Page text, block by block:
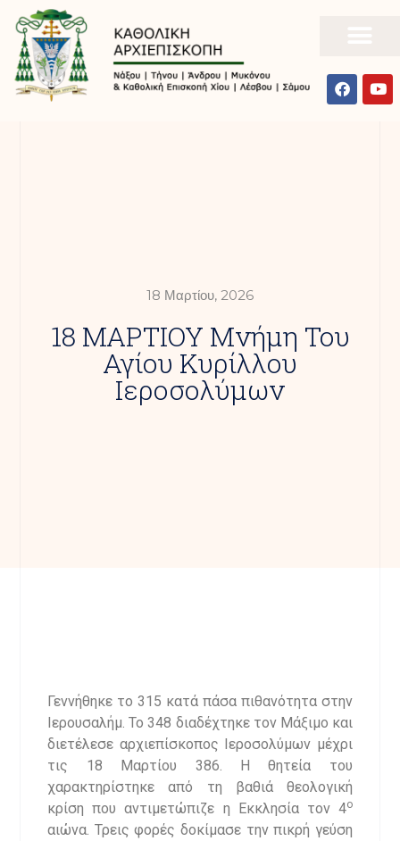
18 Μαρτίου, 2026
18 ΜΑΡΤΙΟΥ Μνήμη Του
Αγίου Κυρίλλου
Ιεροσολύμων
Γεννήθηκε το 315 κατά πάσα πιθανότητα στην
Ιερουσαλήμ. Το 348 διαδέχτηκε τον Μάξιμο και
διετέλεσε αρχιεπίσκοπος Ιεροσολύμων μέχρι
τις 18 Μαρτίου 386. Η θητεία του
χαρακτηρίστηκε από τη βαθιά θεολογική
κρίση που αντιμετώπιζε η Εκκλησία τον 4ο
αιώνα. Τρεις φορές δοκίμασε την πικρή γεύση